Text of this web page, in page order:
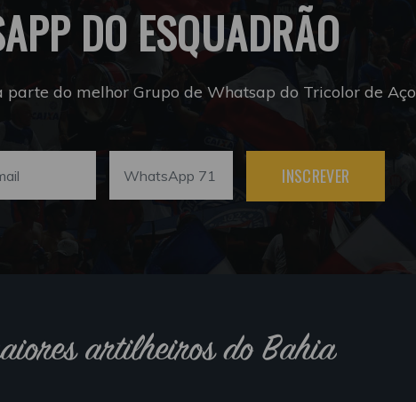
DO ESQUADRÃO
parte do melhor Grupo de Whatsap do Tricolor de Aço
INSCREVER
artilheiros do Bahia